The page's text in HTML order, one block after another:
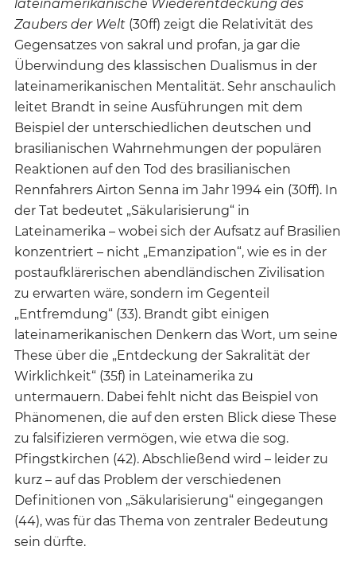
lateinamerikanische Wiederentdeckung des
Zaubers der Welt (30ff) zeigt die Relativität des
Gegensatzes von sakral und profan, ja gar die
Überwindung des klassischen Dualismus in der
lateinamerikanischen Mentalität. Sehr anschaulich
leitet Brandt in seine Ausführungen mit dem
Beispiel der unterschiedlichen deutschen und
brasilianischen Wahrnehmungen der populären
Reaktionen auf den Tod des brasilianischen
Rennfahrers Airton Senna im Jahr 1994 ein (30ff). In
der Tat bedeutet „Säkularisierung“ in
Lateinamerika – wobei sich der Aufsatz auf Brasilien
konzentriert – nicht „Emanzipation“, wie es in der
postaufklärerischen abendländischen Zivilisation
zu erwarten wäre, sondern im Gegenteil
„Entfremdung“ (33). Brandt gibt einigen
lateinamerikanischen Denkern das Wort, um seine
These über die „Entdeckung der Sakralität der
Wirklichkeit“ (35f) in Lateinamerika zu
untermauern. Dabei fehlt nicht das Beispiel von
Phänomenen, die auf den ersten Blick diese These
zu falsifizieren vermögen, wie etwa die sog.
Pfingstkirchen (42). Abschließend wird – leider zu
kurz – auf das Problem der verschiedenen
Definitionen von „Säkularisierung“ eingegangen
(44), was für das Thema von zentraler Bedeutung
sein dürfte.